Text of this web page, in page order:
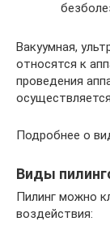
Вакуумная,
относятся к
проведения
Подробнее о
Виды
Пилинг можно
воздействия: